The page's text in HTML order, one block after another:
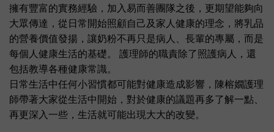
擁有豐富的實務經驗，加入易而善團隊之後，更期望能夠向
大眾傳達，從日常開始照顧自己及家人健康的理念，將乳品
的營養價值發揚，讓奶粉不再只是病人、長輩的專屬，而是
每個人健康生活的基礎。 護理師的職責除了照護病人，還
包括教導各種健康常識。
日常生活中任何小習慣都可能對健康造成影響，陳榕嫺護理
師帶著大家從生活中開始，對於健康的議題再多了解一點、
再更深入一些，生活就可能出現大大的改變。